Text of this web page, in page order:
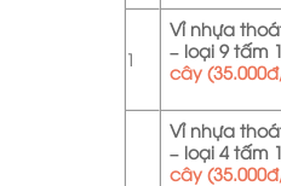
1
Vỉ nhựa
– loại 9 tấm
cây
Vỉ nhựa
– loại 4 tấm
cây